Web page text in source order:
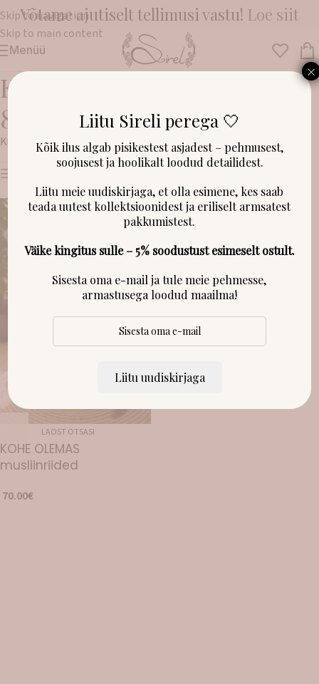
Skip to navigation
Skip to main content
Võtame ajutiselt tellimusi vastu! Loe siit
Menüü
Kollane õlasatsiga kleit
80cm
Kuvatakse üksik tulemus
Näita filtreid
LAOST OTSAS!
KOHE OLEMAS
musliinriided
70.00€
Liitu Sireli perega 🤍
Kõik ilus algab pisikestest asjadest – pehmusest,
soojusest ja hoolikalt loodud detailidest.
Liitu meie uudiskirjaga, et olla esimene, kes saab
teada uutest kollektsioonidest ja eriliselt armsatest
pakkumistest.
Väike kingitus sulle – 5% soodustust esimeselt ostult.
Sisesta oma e-mail ja tule meie pehmesse,
armastusega loodud maailma!
Liitu uudiskirjaga
×